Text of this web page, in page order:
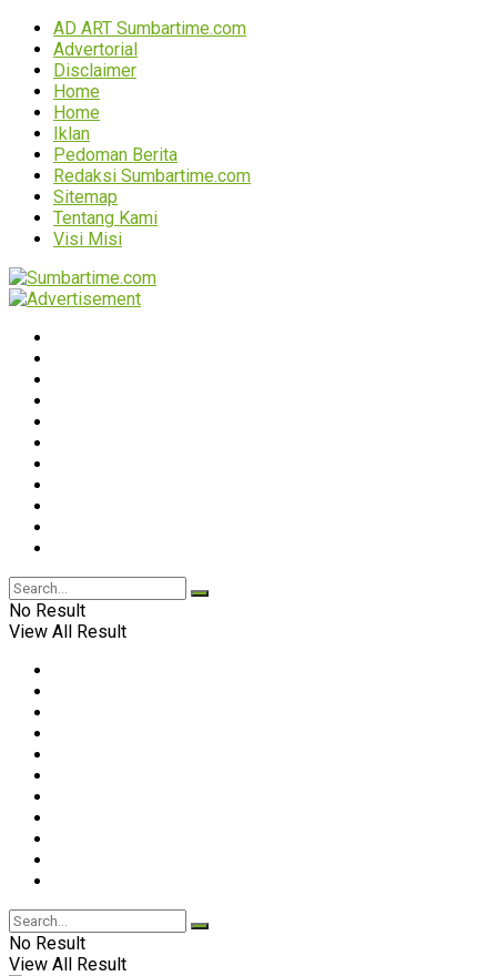
AD ART Sumbartime.com
Advertorial
Disclaimer
Home
Home
Iklan
Pedoman Berita
Redaksi Sumbartime.com
Sitemap
Tentang Kami
Visi Misi
No Result
View All Result
No Result
View All Result